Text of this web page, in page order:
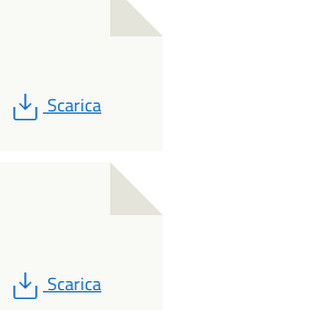
PDF
Scarica
PDF
Scarica